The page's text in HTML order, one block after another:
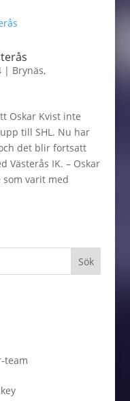
| Brynäs,
Oskar Kvist inte
till SHL. Nu har
det blir fortsatt
Västerås IK. – Oskar
varit med
team